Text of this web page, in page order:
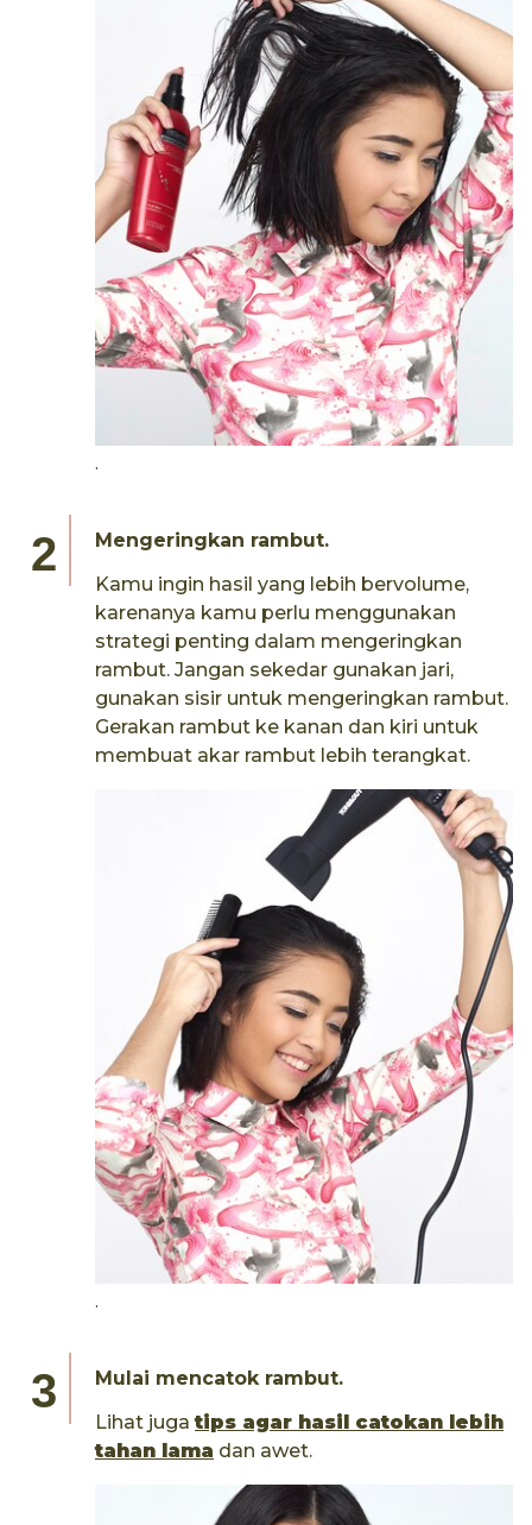
.
Mengeringkan rambut.
Kamu ingin hasil yang lebih bervolume,
karenanya kamu perlu menggunakan
strategi penting dalam mengeringkan
rambut. Jangan sekedar gunakan jari,
gunakan sisir untuk mengeringkan rambut.
Gerakan rambut ke kanan dan kiri untuk
membuat akar rambut lebih terangkat.
.
Mulai mencatok rambut.
Lihat jugatips agar hasil catokan lebih
tahan lama dan awet.